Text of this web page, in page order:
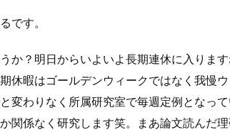
です。
か？明日からいよいよ長期連休に入りま
休暇はゴールデンウィークではなく我慢
変わりなく所属研究室で毎週定例となっ
関係なく研究します笑。まあ論文読んだ